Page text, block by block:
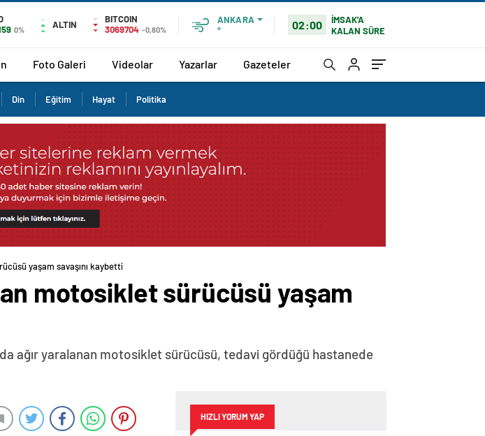
0% ALTIN
BITCOIN
3069704 -0,80%
ANKARA
°
02:00
İMSAK'A
KALAN SÜRE
Foto Galeri Videolar Yazarlar Gazeteler
Din Eğitim Hayat Politika
yaşam savaşını kaybetti
motosiklet sürücüsü yaşam
ağır yaralanan motosiklet sürücüsü, tedavi gördüğü hastanede
HIZLI YORUM YAP